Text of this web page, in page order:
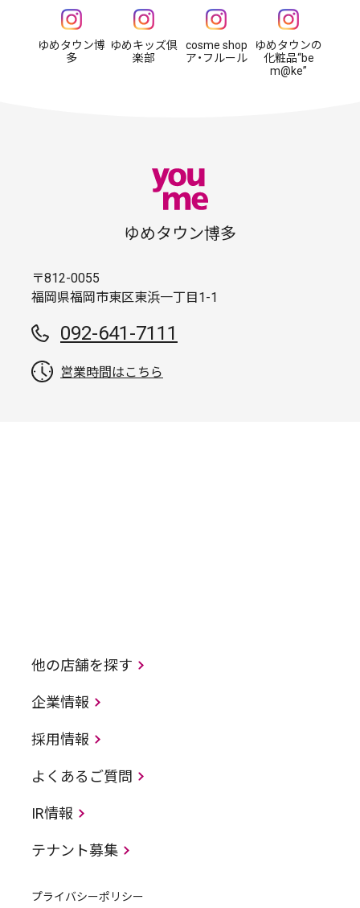
ゆめタウン博
多
ゆめキッズ倶
楽部
cosme shop
ア・フルール
ゆめタウンの
化粧品“be
m@ke”
ゆめタウン博多
〒812-0055
福岡県福岡市東区東浜一丁目1-1
092-641-7111
営業時間はこちら
他の店舗を探す
企業情報
採用情報
よくあるご質問
IR情報
テナント募集
プライバシーポリシー